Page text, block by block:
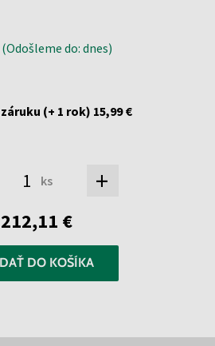
(Odošleme do: dnes)
(+ 1 rok) 15,99 €
ks +
212,11 €
DO KOŠÍKA